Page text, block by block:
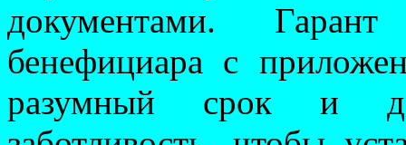
документами. Гарант
бенефициара с
разумный срок и